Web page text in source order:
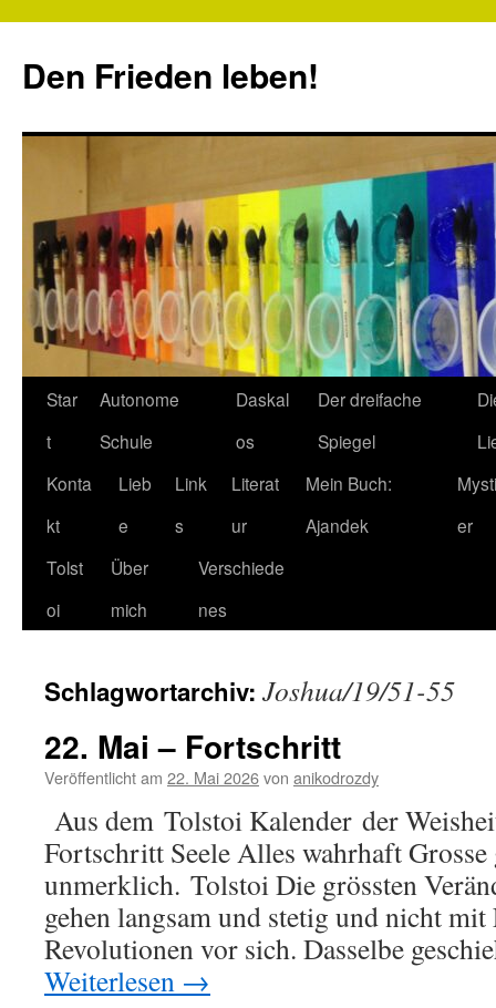
springen
Den Frieden leben!
Star
t
Autonome
Schule
Daskal
os
Der dreifache
Spiegel
Konta
kt
Lieb
e
Link
s
Literat
ur
Mein Buch:
Ajandek
er
Tolst
oi
Über
mich
Verschiede
nes
Schlagwortarchiv: Joshua/19/51-55
22. Mai – Fortschritt
Veröffentlicht am 22. Mai 2026von anikodrozdy
Aus dem Tolstoi Kalender der
Fortschritt Seele Alles wahrhaft Grosse
unmerklich. Tolstoi Die grössten
gehen langsam und stetig und nicht
Revolutionen vor sich. Dasselbe
Weiterlesen →